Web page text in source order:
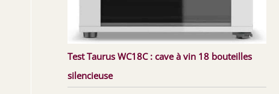
Test Taurus WC18C : cave à vin 18 bouteilles
silencieuse